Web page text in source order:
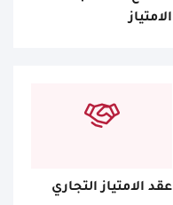
الامتياز
عقد الامتياز التجاري